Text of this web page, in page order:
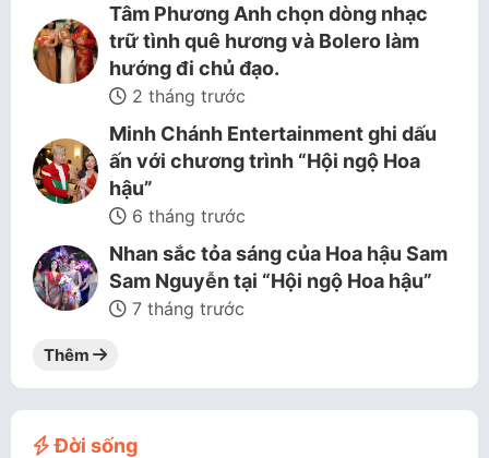
Tâm Phương Anh chọn dòng nhạc
trữ tình quê hương và Bolero làm
hướng đi chủ đạo.
2 tháng trước
Minh Chánh Entertainment ghi dấu
ấn với chương trình “Hội ngộ Hoa
hậu”
6 tháng trước
Nhan sắc tỏa sáng của Hoa hậu Sam
Sam Nguyễn tại “Hội ngộ Hoa hậu”
7 tháng trước
Thêm
Đời sống